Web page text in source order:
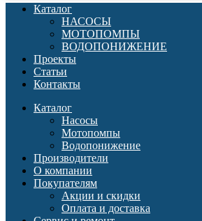
Каталог
НАСОСЫ
МОТОПОМПЫ
ВОДОПОНИЖЕНИЕ
Проекты
Статьи
Контакты
Каталог
Насосы
Мотопомпы
Водопонижение
Производители
О компании
Покупателям
Акции и скидки
Оплата и доставка